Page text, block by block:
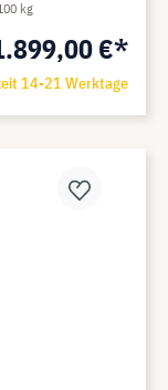
€*
14-21 Werktage
kg